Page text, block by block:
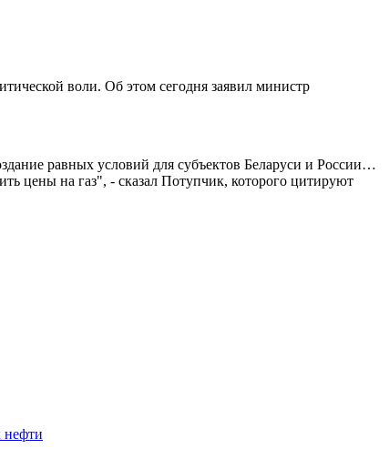
воли. Об этом сегодня заявил министр
равных условий для субъектов Беларуси и России…
цены на газ", - сказал Потупчик, которого цитируют
нефти